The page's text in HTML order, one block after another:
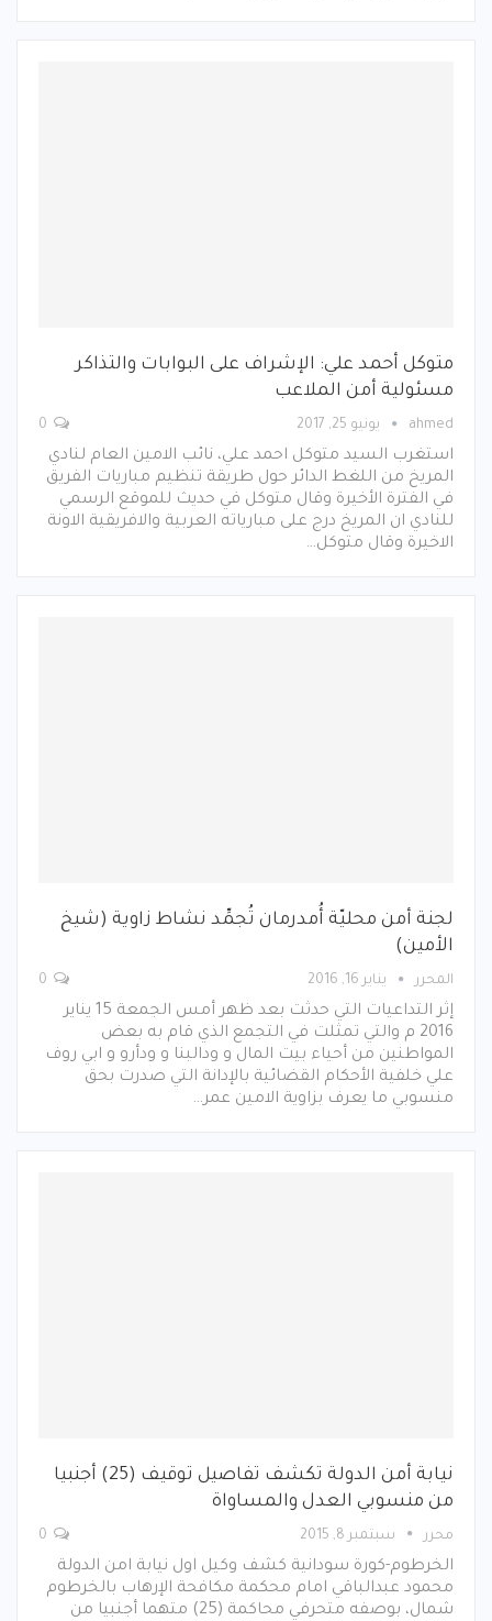
متوكل أحمد علي: الإشراف على البوابات والتذاكر
مسئولية أمن الملاعب
ahmed يونيو 25, 2017
استغرب السيد متوكل احمد علي، نائب الامين العام لنادي
المريخ من اللغط الدائر حول طريقة تنظيم مباريات الفريق
في الفترة الأخيرة وقال متوكل في حديث للموقع الرسمي
للنادي ان المريخ درج على مبارياته العربية والافريقية الاونة
الاخيرة وقال متوكل…
لجنة أمن محليّة أُمدرمان تُجمِّد نشاط زاوية (شيخ
الأمين)
المحرر يناير 16, 2016
إثر التداعيات التي حدثت بعد ظهر أمس الجمعة 15 يناير
2016 م والتي تمثلت في التجمع الذي قام به بعض
المواطنين من أحياء بيت المال و ودالبنا و ودأرو و ابي روف
علي خلفية الأحكام القضائية بالإدانة التي صدرت بحق
منسوبي ما يعرف بزاوية الامين عمر…
نيابة أمن الدولة تكشف تفاصيل توقيف (25) أجنبيا
من منسوبي العدل والمساواة
محرر سبتمبر 8, 2015
الخرطوم-كورة سودانية كشف وكيل اول نيابة امن الدولة
محمود عبدالباقي امام محكمة مكافحة الإرهاب بالخرطوم
شمال، بوصفه متحرفي محاكمة (25) متهما أجنبيا من